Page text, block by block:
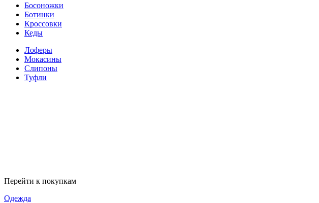
Босоножки
Ботинки
Кроссовки
Кеды
Лоферы
Мокасины
Слипоны
Туфли
Перейти к покупкам
Одежда